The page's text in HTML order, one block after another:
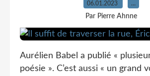
06.01.2023 …
Par Pierre Ahnne
Aurélien Babel a publié «
poésie ». C’est aussi « un grand